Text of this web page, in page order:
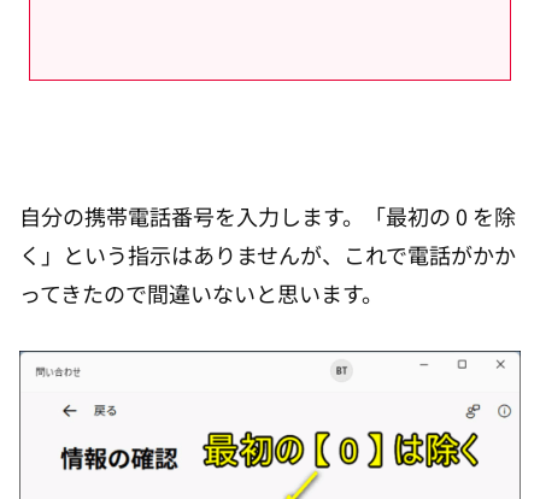
自分の携帯電話番号を入力します。「最初の 0 を除
く」という指示はありませんが、これで電話がかか
ってきたので間違いないと思います。